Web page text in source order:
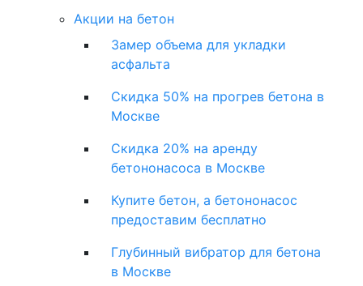
Акции на бетон
Замер объема для укладки
асфальта
Скидка 50% на прогрев бетона в
Москве
Скидка 20% на аренду
бетононасоса в Москве
Купите бетон, а бетононасос
предоставим бесплатно
Глубинный вибратор для бетона
в Москве